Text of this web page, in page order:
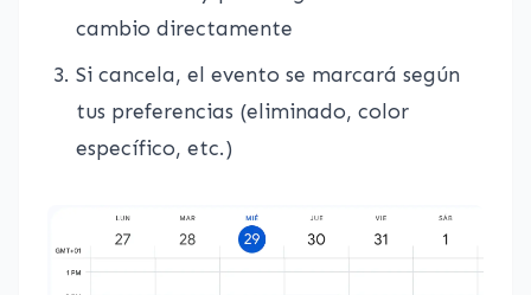
cambio directamente
Si cancela, el evento se marcará según
tus preferencias (eliminado, color
específico, etc.)